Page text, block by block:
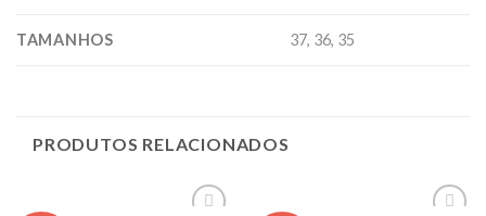
TAMANHOS 37, 36, 35
PRODUTOS RELACIONADOS